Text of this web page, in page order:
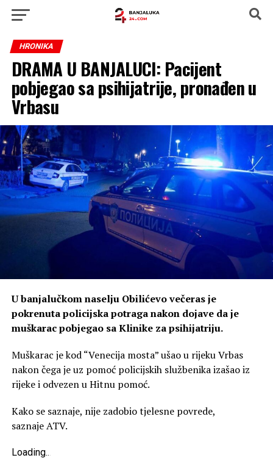
HRONIKA
DRAMA U BANJALUCI: Pacijent
pobjegao sa psihijatrije, pronađen u
Vrbasu
U banjalučkom naselju Obilićevo večeras je
pokrenuta policijska potraga nakon dojave da je
muškarac pobjegao sa Klinike za psihijatriju.
Muškarac je kod “Venecija mosta” ušao u rijeku Vrbas
nakon čega je uz pomoć policijskih službenika izašao iz
rijeke i odvezen u Hitnu pomoć.
Kako se saznaje, nije zadobio tjelesne povrede,
saznaje ATV.
Loading...